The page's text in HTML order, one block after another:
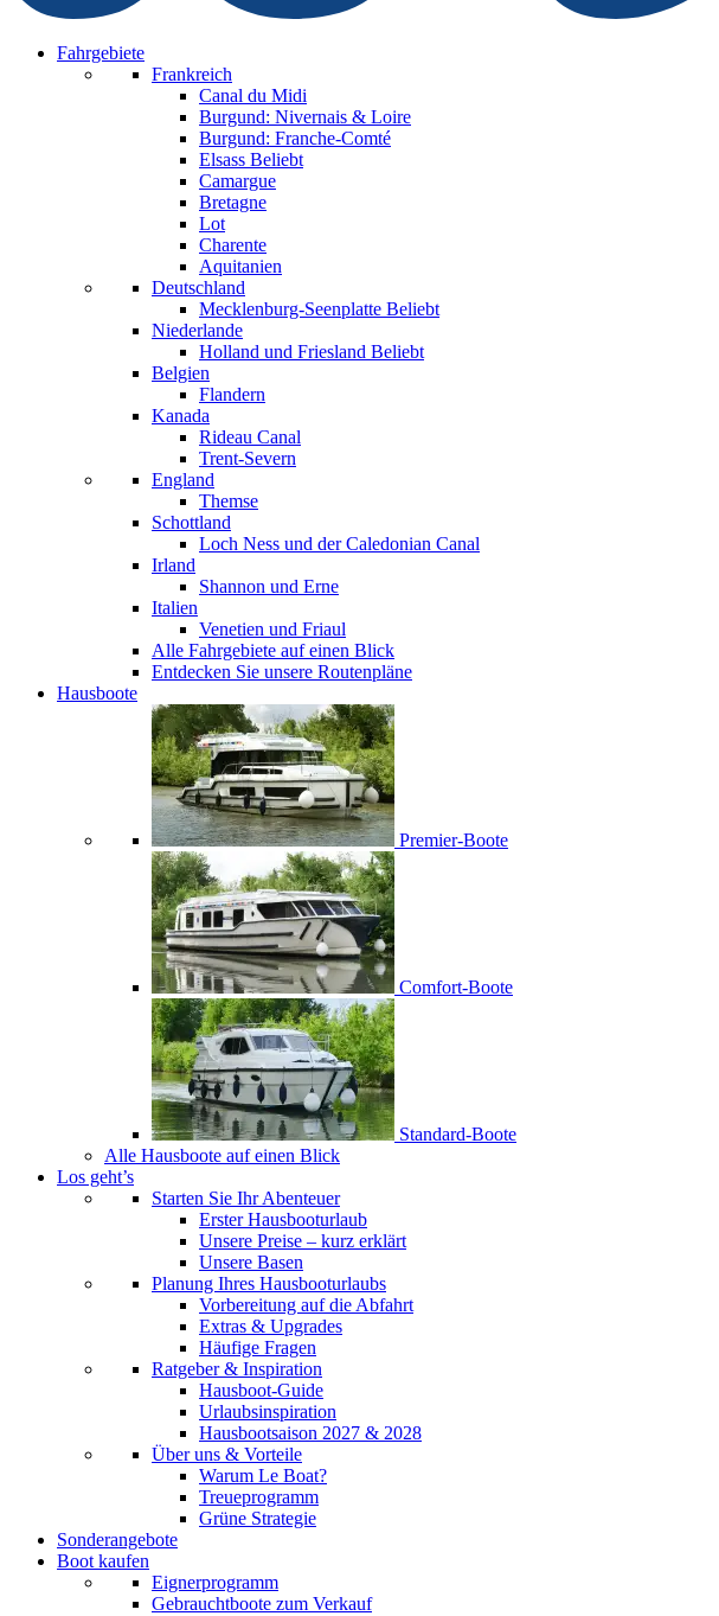
Fahrgebiete
Frankreich
Canal du Midi
Burgund: Nivernais & Loire
Burgund: Franche-Comté
Elsass Beliebt
Camargue
Bretagne
Lot
Charente
Aquitanien
Deutschland
Mecklenburg-Seenplatte Beliebt
Niederlande
Holland und Friesland Beliebt
Belgien
Flandern
Kanada
Rideau Canal
Trent-Severn
England
Themse
Schottland
Loch Ness und der Caledonian Canal
Irland
Shannon und Erne
Italien
Venetien und Friaul
Alle Fahrgebiete auf einen Blick
Entdecken Sie unsere Routenpläne
Hausboote
Premier-Boote
Comfort-Boote
Standard-Boote
Alle Hausboote auf einen Blick
Los geht’s
Starten Sie Ihr Abenteuer
Erster Hausbooturlaub
Unsere Preise – kurz erklärt
Unsere Basen
Planung Ihres Hausbooturlaubs
Vorbereitung auf die Abfahrt
Extras & Upgrades
Häufige Fragen
Ratgeber & Inspiration
Hausboot-Guide
Urlaubsinspiration
Hausbootsaison 2027 & 2028
Über uns & Vorteile
Warum Le Boat?
Treueprogramm
Grüne Strategie
Sonderangebote
Boot kaufen
Eignerprogramm
Gebrauchtboote zum Verkauf